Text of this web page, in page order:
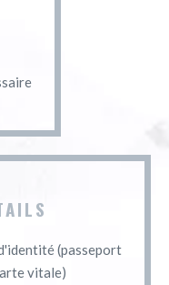
(passeport
vitale)